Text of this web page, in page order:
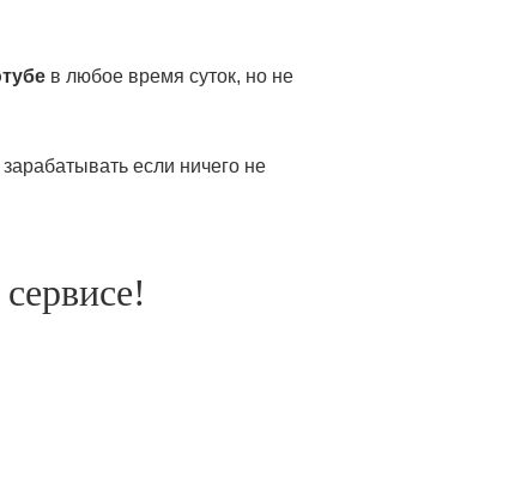
в любое время суток, но не
если ничего не